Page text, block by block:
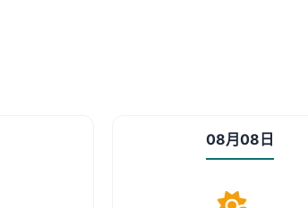
08月08日